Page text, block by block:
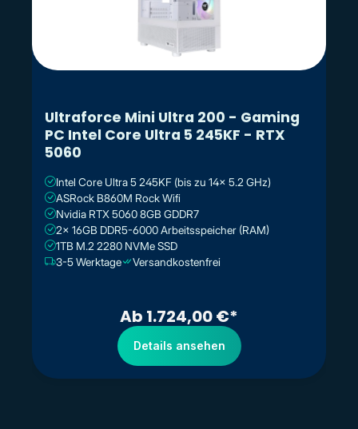
Ultraforce Mini Ultra 200 - Gaming
PC Intel Core Ultra 5 245KF - RTX
5060
Intel Core Ultra 5 245KF (bis zu 14x 5.2 GHz)
ASRock B860M Rock Wifi
Nvidia RTX 5060 8GB GDDR7
2x 16GB DDR5-6000 Arbeitsspeicher (RAM)
1TB M.2 2280 NVMe SSD
3-5 Werktage
Versandkostenfrei
Ab 1.724,00 €*
Details ansehen